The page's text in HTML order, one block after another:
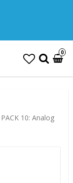
0
PACK 10: Analog